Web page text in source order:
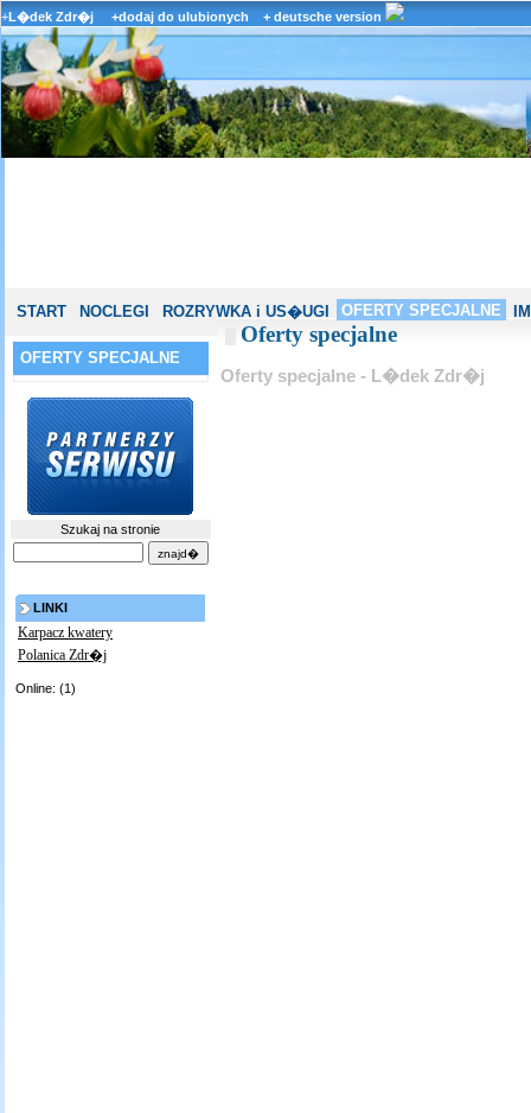
+L�dek Zdr�j +dodaj do ulubionych + deutsche version
START NOCLEGI ROZRYWKA i US�UGI OFERTY SPECJALNE
OFERTY SPECJALNE
Szukaj na stronie
LINKI
Karpacz kwatery
Polanica Zdr�j
Online: (1)
Oferty specjalne
Oferty specjalne - L�dek Zdr�j